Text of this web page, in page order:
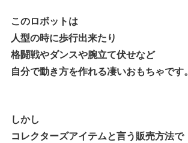
このロボットは
人型の時に歩行出来たり
格闘戦やダンスや腕立て伏せなど
自分で動き方を作れる凄いおもちゃです。
しかし
コレクターズアイテムと言う販売方法で